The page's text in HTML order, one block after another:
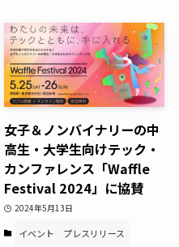
女子＆ノンバイナリーの中
高生・大学生向けテック・
カンファレンス「Waffle
Festival 2024」に協賛
2024年5月13日
イベント
プレスリリース